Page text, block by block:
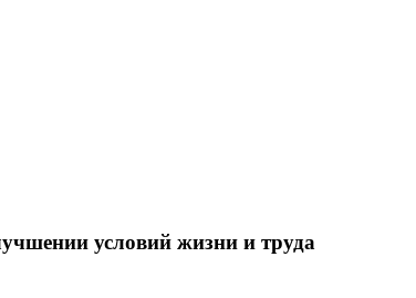
условий жизни и труда